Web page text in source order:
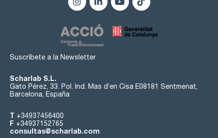
Suscríbete a la Newsletter
Scharlab S.L.
Gato Pérez, 33. Pol. Ind. Mas d’en Cisa E08181 Sentmenat,
Barcelona, España
T +34937456400
F +34937152765
consultas@scharlab.com